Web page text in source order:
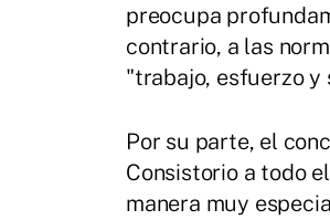
preocupa
contrario, a las
"trabajo, esfuerzo y
Por su parte, el
Consistorio a todo
manera muy